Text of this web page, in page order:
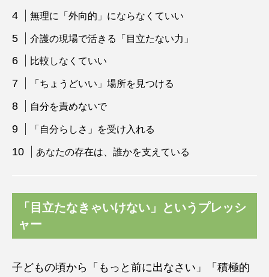
無理に「外向的」にならなくていい
介護の現場で活きる「目立たない力」
比較しなくていい
「ちょうどいい」場所を見つける
自分を責めないで
「自分らしさ」を受け入れる
あなたの存在は、誰かを支えている
「目立たなきゃいけない」というプレッシ
ャー
子どもの頃から「もっと前に出なさい」「積極的